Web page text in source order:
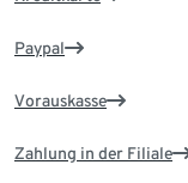
Paypal
Vorauskasse
Zahlung in der Filiale